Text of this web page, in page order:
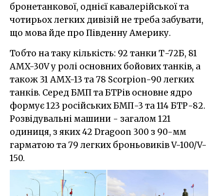
бронетанкової, однієї кавалерійської та
чотирьох легких дивізій не треба забувати,
що мова йде про Південну Америку.
Тобто на таку кількість: 92 танки Т-72Б, 81
AMX-30V у ролі основних бойових танків, а
також 31 AMX-13 та 78 Scorpion-90 легких
танків. Серед БМП та БТРів основне ядро
формує 123 російських БМП-3 та 114 БТР-82.
Розвідувальні машини - загалом 121
одиниця, з яких 42 Dragoon 300 з 90-мм
гарматою та 79 легких броньовиків V-100/V-
150.